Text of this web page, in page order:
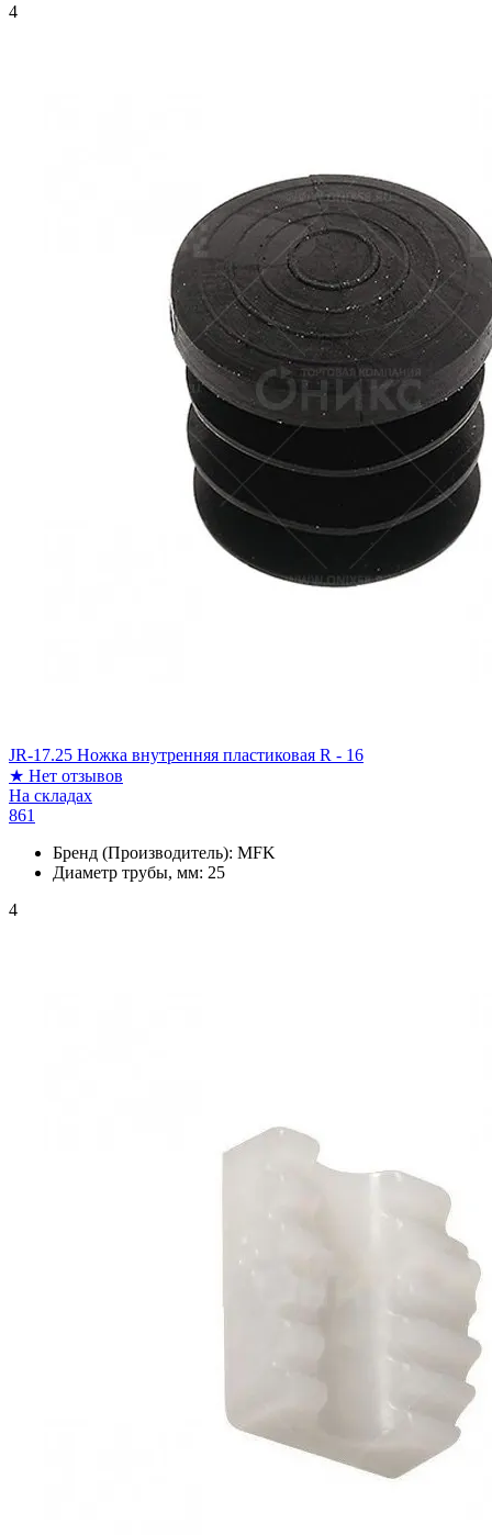
4
JR-17.25 Ножка внутренняя пластиковая R - 16
★ Нет отзывов
На складах
861
Бренд (Производитель): MFK
Диаметр трубы, мм: 25
4